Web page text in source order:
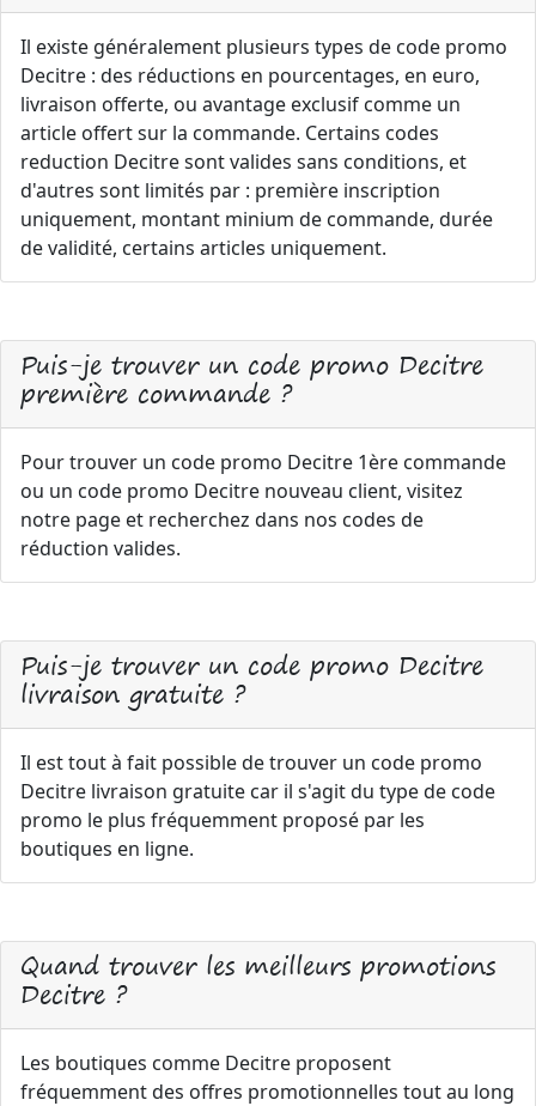
Il existe généralement plusieurs types de code promo
Decitre : des réductions en pourcentages, en euro,
livraison offerte, ou avantage exclusif comme un
article offert sur la commande. Certains codes
reduction Decitre sont valides sans conditions, et
d'autres sont limités par : première inscription
uniquement, montant minium de commande, durée
de validité, certains articles uniquement.
Puis-je trouver un code promo Decitre
première commande ?
Pour trouver un code promo Decitre 1ère commande
ou un code promo Decitre nouveau client, visitez
notre page et recherchez dans nos codes de
réduction valides.
Puis-je trouver un code promo Decitre
livraison gratuite ?
Il est tout à fait possible de trouver un code promo
Decitre livraison gratuite car il s'agit du type de code
promo le plus fréquemment proposé par les
boutiques en ligne.
Quand trouver les meilleurs promotions
Decitre ?
Les boutiques comme Decitre proposent
fréquemment des offres promotionnelles tout au long